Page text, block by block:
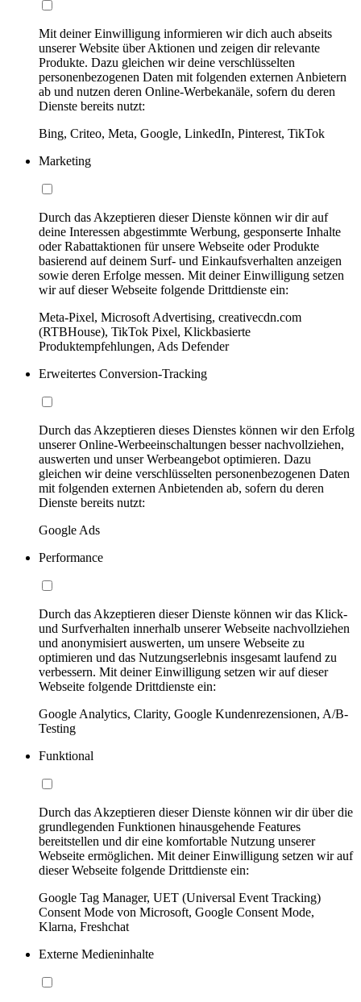
Mit deiner Einwilligung informieren wir dich auch abseits
unserer Website über Aktionen und zeigen dir relevante
Produkte. Dazu gleichen wir deine verschlüsselten
personenbezogenen Daten mit folgenden externen Anbietern
ab und nutzen deren Online-Werbekanäle, sofern du deren
Dienste bereits nutzt:
Bing, Criteo, Meta, Google, LinkedIn, Pinterest, TikTok
Marketing
Durch das Akzeptieren dieser Dienste können wir dir auf
deine Interessen abgestimmte Werbung, gesponserte Inhalte
oder Rabattaktionen für unsere Webseite oder Produkte
basierend auf deinem Surf- und Einkaufsverhalten anzeigen
sowie deren Erfolge messen. Mit deiner Einwilligung setzen
wir auf dieser Webseite folgende Drittdienste ein:
Meta-Pixel, Microsoft Advertising, creativecdn.com
(RTBHouse), TikTok Pixel, Klickbasierte
Produktempfehlungen, Ads Defender
Erweitertes Conversion-Tracking
Durch das Akzeptieren dieses Dienstes können wir den Erfolg
unserer Online-Werbeeinschaltungen besser nachvollziehen,
auswerten und unser Werbeangebot optimieren. Dazu
gleichen wir deine verschlüsselten personenbezogenen Daten
mit folgenden externen Anbietenden ab, sofern du deren
Dienste bereits nutzt:
Google Ads
Performance
Durch das Akzeptieren dieser Dienste können wir das Klick-
und Surfverhalten innerhalb unserer Webseite nachvollziehen
und anonymisiert auswerten, um unsere Webseite zu
optimieren und das Nutzungserlebnis insgesamt laufend zu
verbessern. Mit deiner Einwilligung setzen wir auf dieser
Webseite folgende Drittdienste ein:
Google Analytics, Clarity, Google Kundenrezensionen, A/B-
Testing
Funktional
Durch das Akzeptieren dieser Dienste können wir dir über die
grundlegenden Funktionen hinausgehende Features
bereitstellen und dir eine komfortable Nutzung unserer
Webseite ermöglichen. Mit deiner Einwilligung setzen wir auf
dieser Webseite folgende Drittdienste ein:
Google Tag Manager, UET (Universal Event Tracking)
Consent Mode von Microsoft, Google Consent Mode,
Klarna, Freshchat
Externe Medieninhalte